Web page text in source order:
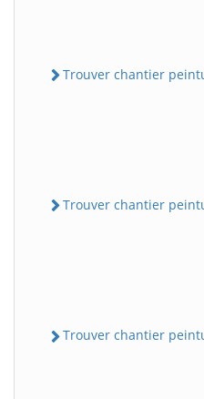
Trouver chantier
Trouver chantier
Trouver chantier